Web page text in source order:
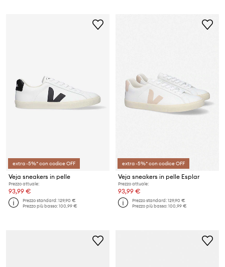
extra -5%* con codice OFF
Veja sneakers in pelle
Prezzo attuale:
93,99 €
Prezzo standard:129,90 €
Prezzo più basso:100,99 €
extra -5%* con codice OFF
Veja sneakers in pelle Esplar
Prezzo attuale:
93,99 €
Prezzo standard:129,90 €
Prezzo più basso:100,99 €